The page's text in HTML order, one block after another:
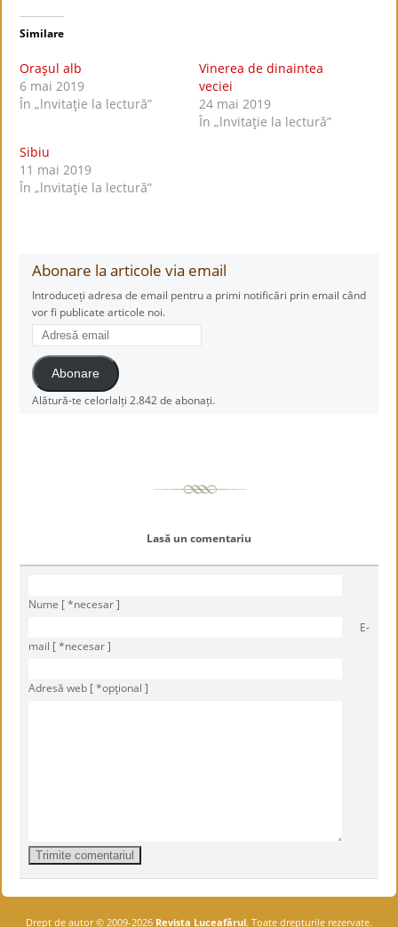
Similare
Oraşul alb
6 mai 2019
În „lnvitaţie la lectură”
Vinerea de dinaintea
veciei
24 mai 2019
În „lnvitaţie la lectură”
Sibiu
11 mai 2019
În „lnvitaţie la lectură”
Abonare la articole via email
Introduceți adresa de email pentru a primi notificări prin email când
vor fi publicate articole noi.
Adresă
email
Abonare
Alătură-te celorlalți 2.842 de abonați.
Lasă un comentariu
Nume [ *necesar ]
E-
mail [ *necesar ]
Adresă web [ *opţional ]
Drept de autor © 2009-2026 Revista Luceafărul. Toate drepturile rezervate.